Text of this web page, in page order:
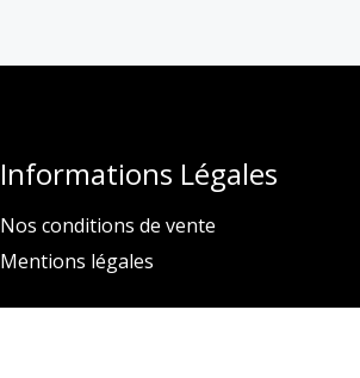
Informations Légales
Nos conditions de vente
Mentions légales